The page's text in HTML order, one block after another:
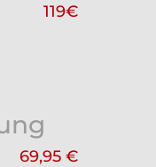
119€
69,95 €